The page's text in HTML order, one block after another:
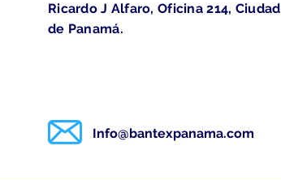
Ricardo J Alfaro, Oficina 214, Ciudad
de Panamá.
Info@bantexpanama.com